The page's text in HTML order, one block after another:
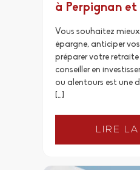
à Perpignan
Vous souhaitez
épargne, anticiper
préparer votre retraite
conseiller en
ou alentours est une
[…]
LIRE